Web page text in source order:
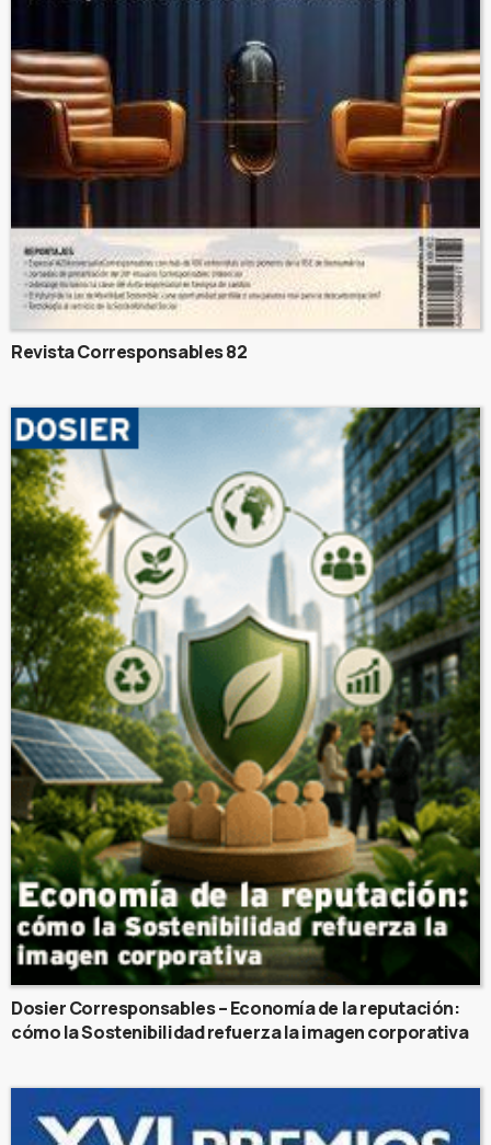
Revista Corresponsables 82
Dosier Corresponsables – Economía de la reputación:
cómo la Sostenibilidad refuerza la imagen corporativa